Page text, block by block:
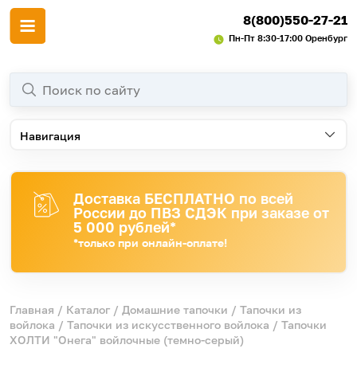
8(800)550-27-21
Пн-Пт 8:30-17:00 Оренбург
Навигация
Доставка БЕСПЛАТНО по всей
России до ПВЗ СДЭК при заказе от
5 000 рублей*
*только при онлайн-оплате!
Главная / Каталог / Домашние тапочки / Тапочки из
войлока / Тапочки из искусственного войлока / Тапочки
ХОЛТИ "Онега" войлочные (темно-серый)